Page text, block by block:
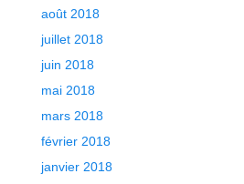
août 2018
juillet 2018
juin 2018
mai 2018
mars 2018
février 2018
janvier 2018